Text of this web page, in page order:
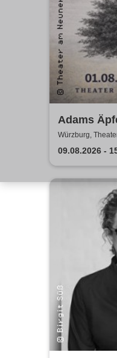
Adams
Würzburg,
09.08.2026 -